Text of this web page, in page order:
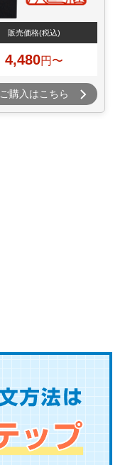
販売価格(税込)
4,480円〜
ご購入はこちら